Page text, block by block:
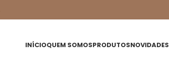
INÍCIOQUEM SOMOSPRODUTOSNOVIDADES